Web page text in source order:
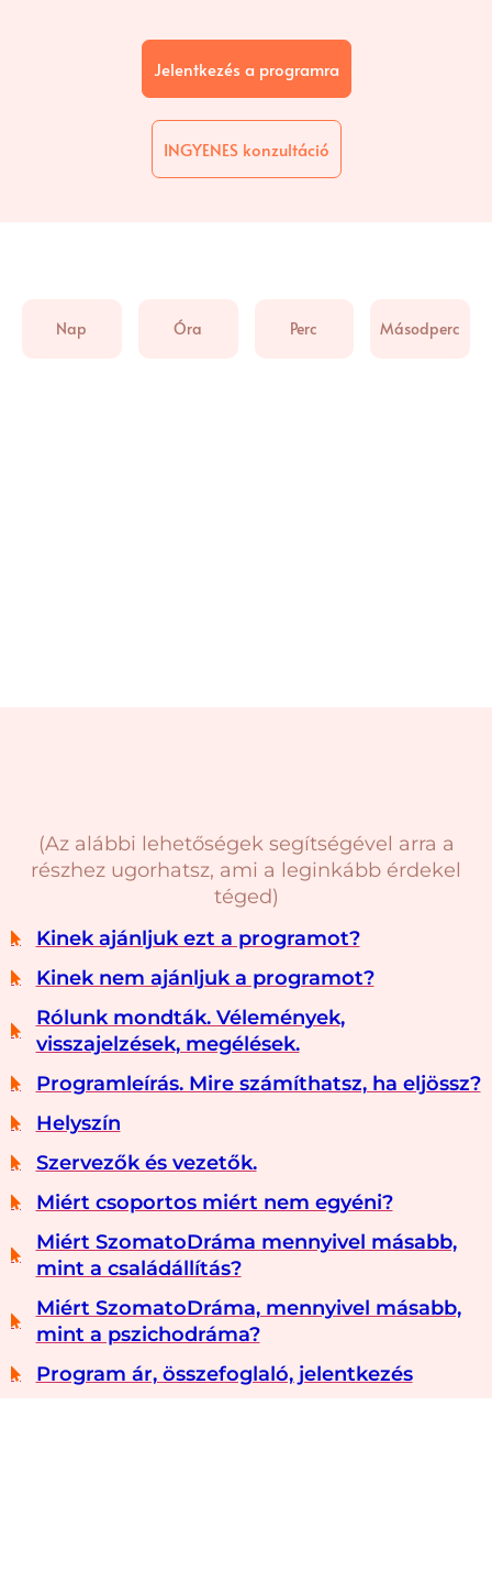
Jelentkezés a programra
INGYENES konzultáció
Nap Óra Perc Másodperc
(Az alábbi lehetőségek segítségével arra a
részhez ugorhatsz, ami a leginkább érdekel
téged)
Kinek ajánljuk ezt a programot?
Kinek nem ajánljuk a programot?
Rólunk mondták. Vélemények,
visszajelzések, megélések.
Programleírás. Mire számíthatsz, ha eljössz?
Helyszín
Szervezők és vezetők.
Miért csoportos miért nem egyéni?
Miért SzomatoDráma mennyivel másabb,
mint a családállítás?
Miért SzomatoDráma, mennyivel másabb,
mint a pszichodráma?
Program ár, összefoglaló, jelentkezés